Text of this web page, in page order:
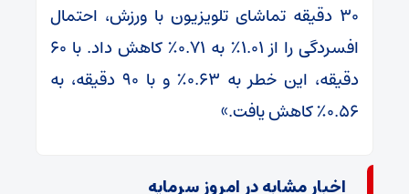
۳۰ دقیقه تماشای تلویزیون با ورزش، احتمال
افسردگی را از ۱.۰۱٪ به ۰.۷۱٪ کاهش داد. با ۶۰
دقیقه، این خطر به ۰.۶۳٪ و با ۹۰ دقیقه، به
۰.۵۶٪ کاهش یافت.»
اخبار مشابه در امروز سرمایه